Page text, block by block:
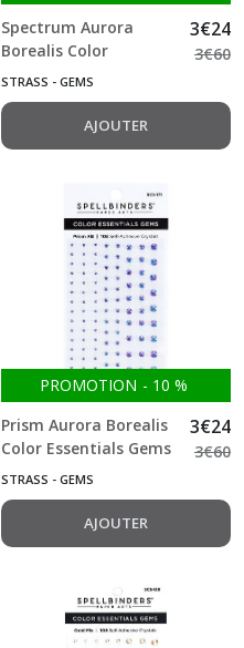
Spectrum Aurora
Borealis Color
Essentials Gems
crystals 108 pcs
3€24
3€60
STRASS - GEMS
AJOUTER
PROMOTION - 10 %
Prism Aurora Borealis
Color Essentials Gems
crystals 108 pcs
3€24
3€60
STRASS - GEMS
AJOUTER